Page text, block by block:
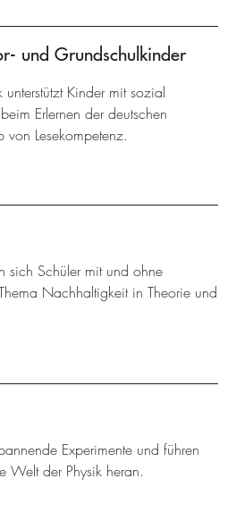
und Grundschulkinder
unterstützt Kinder mit sozial
Erlernen der deutschen
Lesekompetenz.
sich Schüler mit und ohne
Nachhaltigkeit in Theorie und
Experimente und führen
Welt der Physik heran.